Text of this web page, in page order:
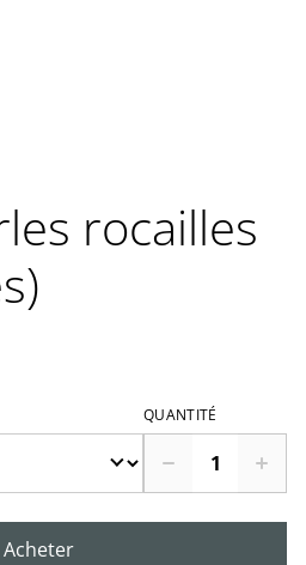
rocailles
QUANTITÉ
Acheter